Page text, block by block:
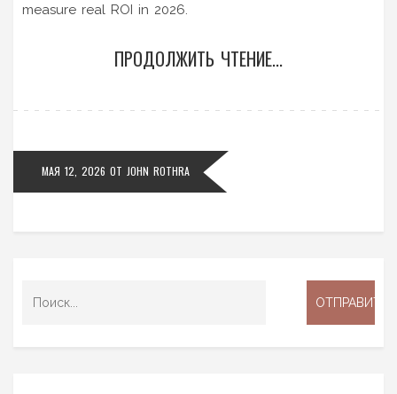
measure real ROI in 2026.
ПРОДОЛЖИТЬ ЧТЕНИЕ...
МАЯ 12, 2026 ОТ JOHN ROTHRA